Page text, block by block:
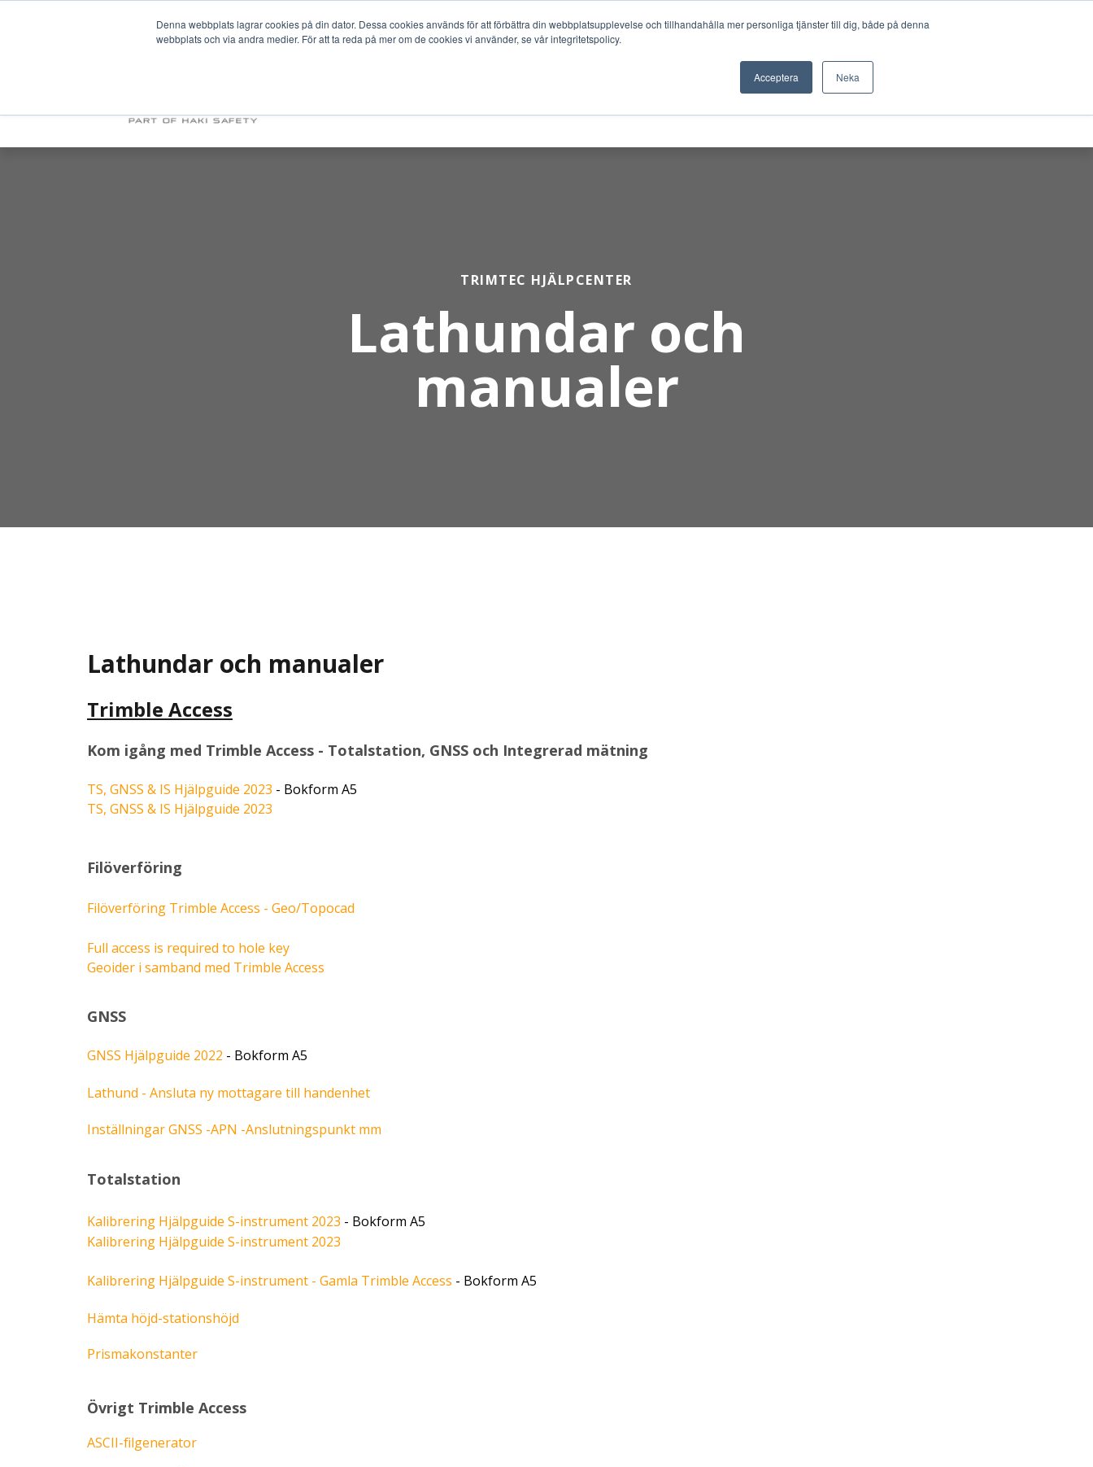
Denna webbplats lagrar cookies på din dator. Dessa cookies används för att förbättra din webbplatsupplevelse och tillhandahålla mer personliga tjänster till dig, både på denna
webbplats och via andra medier. För att ta reda på mer om de cookies vi använder, se vår integritetspolicy.
Acceptera Neka
FJÄRRSUPPORT
UTHYRNING
TRIMTEC HJÄLPCENTER
Lathundar och
manualer
Lathundar och manualer
Trimble Access
Kom igång med Trimble Access - Totalstation, GNSS och Integrerad mätning
TS, GNSS & IS Hjälpguide 2023 - Bokform A5
TS, GNSS & IS Hjälpguide 2023
Filöverföring
Filöverföring Trimble Access - Geo/Topocad
Full access is required to hole key
Geoider i samband med Trimble Access
GNSS
GNSS Hjälpguide 2022 - Bokform A5
Lathund - Ansluta ny mottagare till handenhet
Inställningar GNSS -APN -Anslutningspunkt mm
Totalstation
Kalibrering Hjälpguide S-instrument 2023 - Bokform A5
Kalibrering Hjälpguide S-instrument 2023
Kalibrering Hjälpguide S-instrument - Gamla Trimble Access - Bokform A5
Hämta höjd-stationshöjd
Prismakonstanter
Övrigt Trimble Access
ASCII-filgenerator